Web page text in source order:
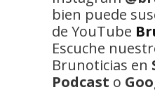
bien puede
de YouTube
Escuche
Brunoticias en
Podcast o